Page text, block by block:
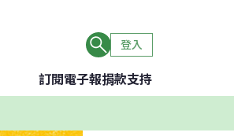
登入
訂閱電子報捐款支持